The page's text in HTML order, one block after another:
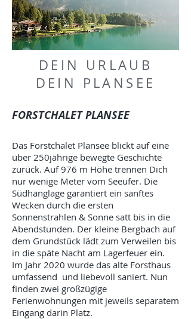
DEIN URLAUB
DEIN PLANSEE
FORSTCHALET PLANSEE
Das Forstchalet Plansee blickt auf eine
über 250jährige bewegte Geschichte
zurück. Auf 976 m Höhe trennen Dich
nur wenige Meter vom Seeufer. Die
Südhanglage garantiert ein sanftes
Wecken durch die ersten
Sonnenstrahlen & Sonne satt bis in die
Abendstunden. Der kleine Bergbach auf
dem Grundstück lädt zum Verweilen bis
in die späte Nacht am Lagerfeuer ein.
Im Jahr 2020 wurde das alte Forsthaus
umfassend und liebevoll saniert. Nun
finden zwei großzügige
Ferienwohnungen mit jeweils separatem
Eingang darin Platz.